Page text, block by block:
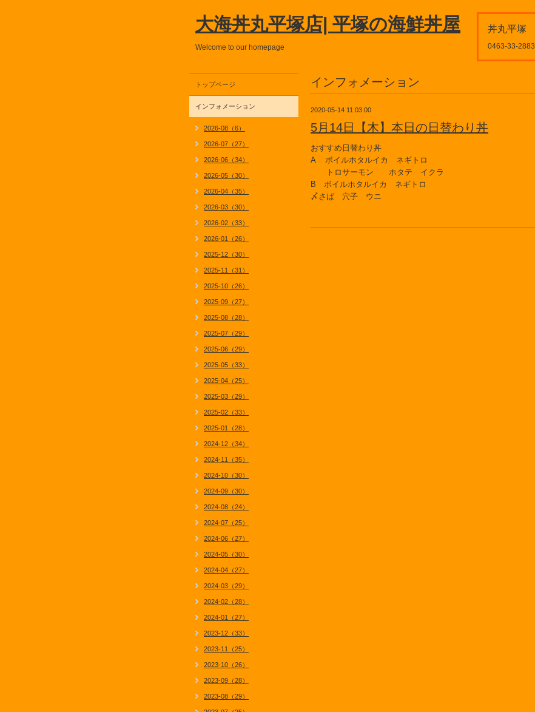
丼丸平塚
0463-33-2883
大海丼丸平塚店| 平塚の海鮮丼屋
Welcome to our homepage
インフォメーション
2020-05-14 11:03:00
5月14日【木】本日の日替わり丼
おすすめ日替わり丼
A ボイルホタルイカ ネギトロ
トロサーモン ホタテ イクラ
B ボイルホタルイカ ネギトロ
〆さば 穴子 ウニ
トップページ
インフォメーション
2026-08（6）
2026-07（27）
2026-06（34）
2026-05（30）
2026-04（35）
2026-03（30）
2026-02（33）
2026-01（26）
2025-12（30）
2025-11（31）
2025-10（26）
2025-09（27）
2025-08（28）
2025-07（29）
2025-06（29）
2025-05（33）
2025-04（25）
2025-03（29）
2025-02（33）
2025-01（28）
2024-12（34）
2024-11（35）
2024-10（30）
2024-09（30）
2024-08（24）
2024-07（25）
2024-06（27）
2024-05（30）
2024-04（27）
2024-03（29）
2024-02（28）
2024-01（27）
2023-12（33）
2023-11（25）
2023-10（26）
2023-09（28）
2023-08（29）